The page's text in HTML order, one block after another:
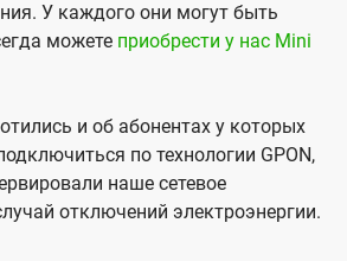
У каждого они могут быть
можете приобрести у нас Mini
и об абонентах у которых
по технологии GPON,
наше сетевое
отключений электроэнергии.